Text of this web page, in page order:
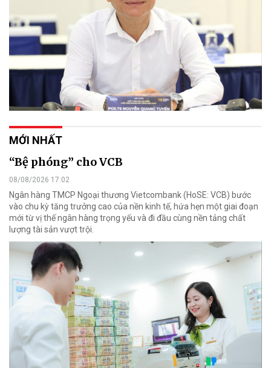
MỚI NHẤT
“Bệ phóng” cho VCB
08/08/2026 17:02
Ngân hàng TMCP Ngoại thương Vietcombank (HoSE: VCB) bước
vào chu kỳ tăng trưởng cao của nền kinh tế, hứa hẹn một giai đoạn
mới từ vị thế ngân hàng trọng yếu và đi đầu cùng nền tảng chất
lượng tài sản vượt trội.